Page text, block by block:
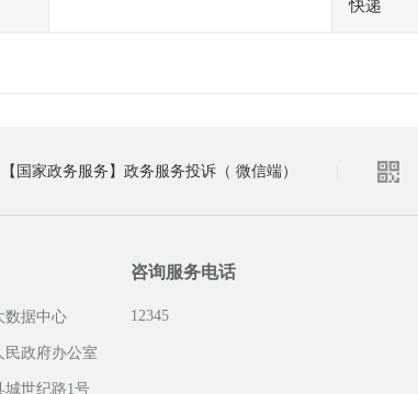
快递
【国家政务服务】政务服务投诉（ 微信端）
数据中心
民政府办公室
城世纪路1号
咨询服务电话
12345